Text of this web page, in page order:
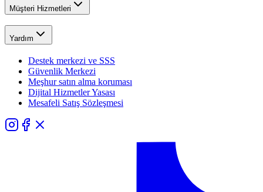
Müşteri Hizmetleri
Yardım
Destek merkezi ve SSS
Güvenlik Merkezi
Meşhur satın alma koruması
Dijital Hizmetler Yasası
Mesafeli Satış Sözleşmesi